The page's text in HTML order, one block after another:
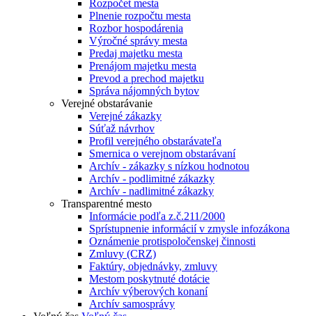
Rozpočet mesta
Plnenie rozpočtu mesta
Rozbor hospodárenia
Výročné správy mesta
Predaj majetku mesta
Prenájom majetku mesta
Prevod a prechod majetku
Správa nájomných bytov
Verejné obstarávanie
Verejné zákazky
Súťaž návrhov
Profil verejného obstarávateľa
Smernica o verejnom obstarávaní
Archív - zákazky s nízkou hodnotou
Archív - podlimitné zákazky
Archív - nadlimitné zákazky
Transparentné mesto
Informácie podľa z.č.211/2000
Sprístupnenie informácií v zmysle infozákona
Oznámenie protispoločenskej činnosti
Zmluvy (CRZ)
Faktúry, objednávky, zmluvy
Mestom poskytnuté dotácie
Archív výberových konaní
Archív samosprávy